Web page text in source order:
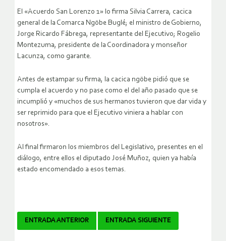
El «Acuerdo San Lorenzo 1» lo firma Silvia Carrera, cacica
general de la Comarca Ngöbe Buglé; el ministro de Gobierno,
Jorge Ricardo Fábrega, representante del Ejecutivo; Rogelio
Montezuma, presidente de la Coordinadora y monseñor
Lacunza, como garante.
Antes de estampar su firma, la cacica ngöbe pidió que se
cumpla el acuerdo y no pase como el del año pasado que se
incumplió y «muchos de sus hermanos tuvieron que dar vida y
ser reprimido para que el Ejecutivo viniera a hablar con
nosotros».
Al final firmaron los miembros del Legislativo, presentes en el
diálogo, entre ellos el diputado José Muñoz, quien ya había
estado encomendado a esos temas.
Navegador
ENTRADA ANTERIOR ENTRADA SIGUIENTE